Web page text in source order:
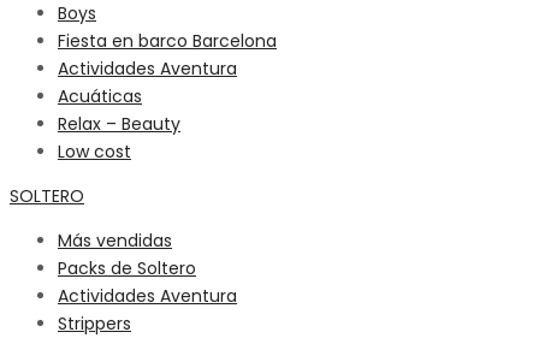
Boys
Fiesta en barco Barcelona
Actividades Aventura
Acuáticas
Relax – Beauty
Low cost
SOLTERO
Más vendidas
Packs de Soltero
Actividades Aventura
Strippers